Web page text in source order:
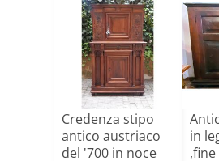
Credenza stipo
antico austriaco
del '700 in noce
in
,fine